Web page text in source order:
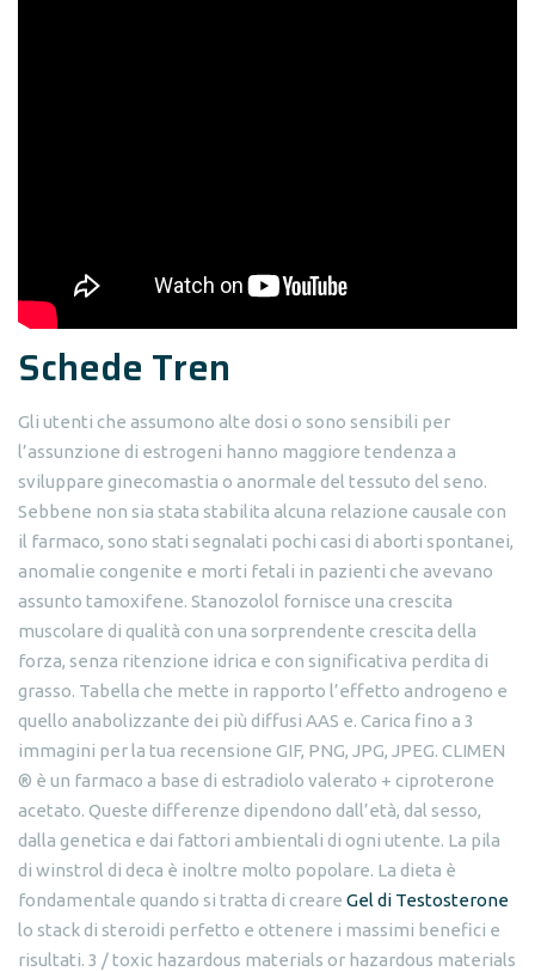
Schede Tren
Gli utenti che assumono alte dosi o sono sensibili per
l’assunzione di estrogeni hanno maggiore tendenza a
sviluppare ginecomastia o anormale del tessuto del seno.
Sebbene non sia stata stabilita alcuna relazione causale con
il farmaco, sono stati segnalati pochi casi di aborti spontanei,
anomalie congenite e morti fetali in pazienti che avevano
assunto tamoxifene. Stanozolol fornisce una crescita
muscolare di qualità con una sorprendente crescita della
forza, senza ritenzione idrica e con significativa perdita di
grasso. Tabella che mette in rapporto l’effetto androgeno e
quello anabolizzante dei più diffusi AAS e. Carica fino a 3
immagini per la tua recensione GIF, PNG, JPG, JPEG. CLIMEN
® è un farmaco a base di estradiolo valerato + ciproterone
acetato. Queste differenze dipendono dall’età, dal sesso,
dalla genetica e dai fattori ambientali di ogni utente. La pila
di winstrol di deca è inoltre molto popolare. La dieta è
fondamentale quando si tratta di creare Gel di Testosterone
lo stack di steroidi perfetto e ottenere i massimi benefici e
risultati. 3 / toxic hazardous materials or hazardous materials